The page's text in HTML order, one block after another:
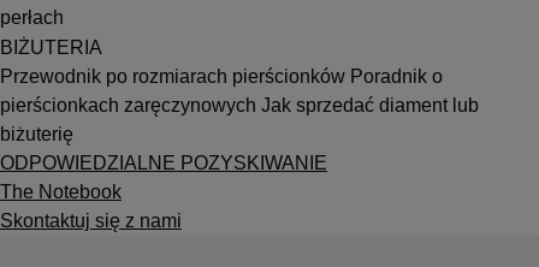
perłach
BIŻUTERIA
Przewodnik po rozmiarach pierścionków Poradnik o
pierścionkach zaręczynowych Jak sprzedać diament lub
biżuterię
ODPOWIEDZIALNE POZYSKIWANIE
The Notebook
Skontaktuj się z nami